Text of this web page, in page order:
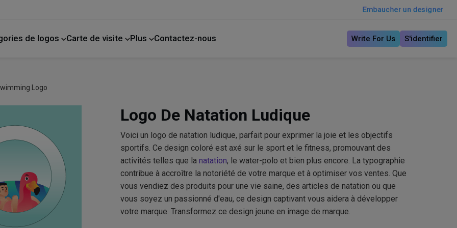
Embaucher un designer
de logos Carte de visite Plus Contactez-nous Write For Us S'identifier
Logo
Logo De Natation Ludique
Voici un logo de natation ludique, parfait pour exprimer la joie et les objectifs
sportifs. Ce design coloré est axé sur le sport et le fitness, promouvant des
activités telles que la natation, le water-polo et bien plus encore. La typographie
contribue à accroître la notoriété de votre marque et à optimiser vos ventes. Que
vous vendiez des produits pour une vie saine, des articles de natation ou que
vous soyez un passionné d'eau, ce design captivant vous aidera à développer
votre marque. Transformez ce design jeune en image de marque.